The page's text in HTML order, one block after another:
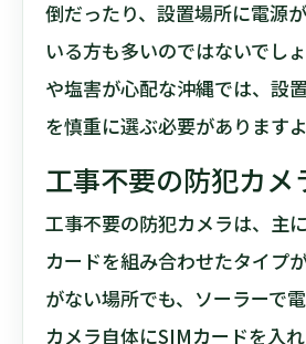
倒だったり、設置場所に電源
いる方も多いのではないでし
や塩害が心配な沖縄では、設
を慎重に選ぶ必要がありますよ
工事不要の防犯カメ
工事不要の防犯カメラは、主
カードを組み合わせたタイプ
がない場所でも、ソーラーで
カメラ自体にSIMカードを入